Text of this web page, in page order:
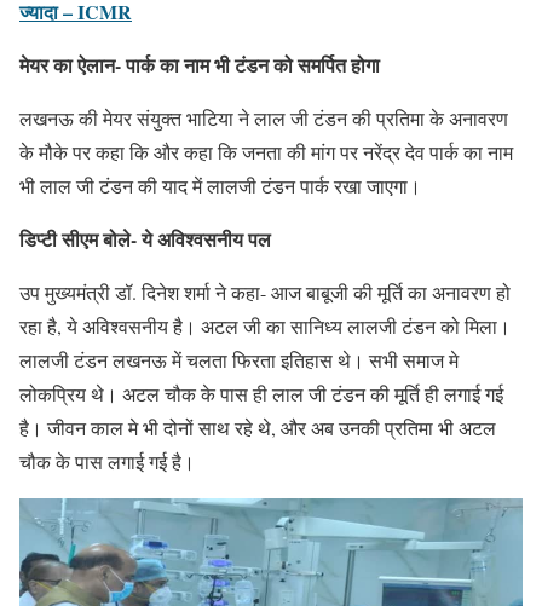
ज्यादा – ICMR
मेयर का ऐलान- पार्क का नाम भी टंडन को समर्पित होगा
लखनऊ की मेयर संयुक्त भाटिया ने लाल जी टंडन की प्रतिमा के अनावरण
के मौके पर कहा कि और कहा कि जनता की मांग पर नरेंद्र देव पार्क का नाम
भी लाल जी टंडन की याद में लालजी टंडन पार्क रखा जाएगा।
डिप्टी सीएम बोले- ये अविश्वसनीय पल
उप मुख्यमंत्री डॉ. दिनेश शर्मा ने कहा- आज बाबूजी की मूर्ति का अनावरण हो
रहा है, ये अविश्वसनीय है। अटल जी का सानिध्य लालजी टंडन को मिला।
लालजी टंडन लखनऊ में चलता फिरता इतिहास थे। सभी समाज मे
लोकप्रिय थे। अटल चौक के पास ही लाल जी टंडन की मूर्ति ही लगाई गई
है। जीवन काल मे भी दोनों साथ रहे थे, और अब उनकी प्रतिमा भी अटल
चौक के पास लगाई गई है।